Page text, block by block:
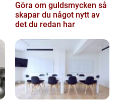
Göra om guldsmycken så
skapar du något nytt av
det du redan har